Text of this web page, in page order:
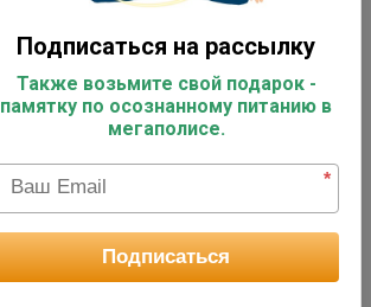
Подписаться на рассылку
Также возьмите свой подарок -
памятку по осознанному питанию в
мегаполисе.
*
Подписаться